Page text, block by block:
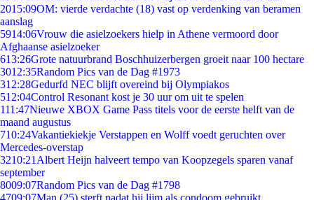
2015:09OM: vierde verdachte (18) vast op verdenking van beramen
aanslag
5914:06Vrouw die asielzoekers hielp in Athene vermoord door
Afghaanse asielzoeker
613:26Grote natuurbrand Boschhuizerbergen groeit naar 100 hectare
3012:35Random Pics van de Dag #1973
312:28Gedurfd NEC blijft overeind bij Olympiakos
512:04Control Resonant kost je 30 uur om uit te spelen
111:47Nieuwe XBOX Game Pass titels voor de eerste helft van de
maand augustus
710:24Vakantiekiekje Verstappen en Wolff voedt geruchten over
Mercedes-overstap
3210:21 Albert Heijn halveert tempo van Koopzegels sparen vanaf
september
8009:07Random Pics van de Dag #1798
4709:07Man (25) sterft nadat hij lijm als condoom gebruikt